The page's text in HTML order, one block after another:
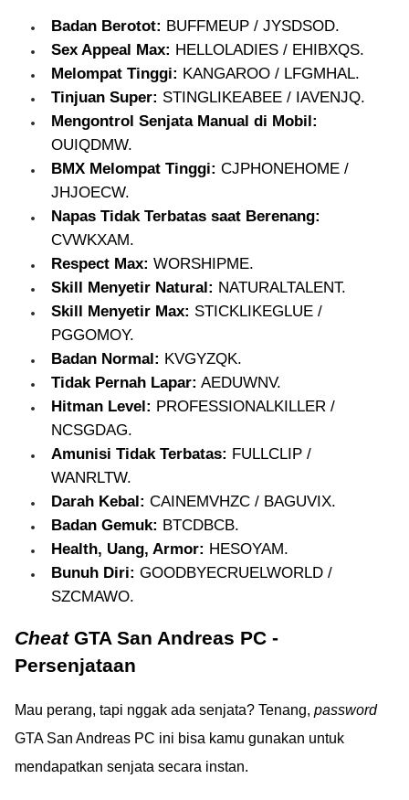
Badan Berotot: BUFFMEUP / JYSDSOD.
Sex Appeal Max: HELLOLADIES / EHIBXQS.
Melompat Tinggi: KANGAROO / LFGMHAL.
Tinjuan Super: STINGLIKEABEE / IAVENJQ.
Mengontrol Senjata Manual di Mobil:
OUIQDMW.
BMX Melompat Tinggi: CJPHONEHOME /
JHJOECW.
Napas Tidak Terbatas saat Berenang:
CVWKXAM.
Respect Max: WORSHIPME.
Skill Menyetir Natural: NATURALTALENT.
Skill Menyetir Max: STICKLIKEGLUE /
PGGOMOY.
Badan Normal: KVGYZQK.
Tidak Pernah Lapar: AEDUWNV.
Hitman Level: PROFESSIONALKILLER /
NCSGDAG.
Amunisi Tidak Terbatas: FULLCLIP /
WANRLTW.
Darah Kebal: CAINEMVHZC / BAGUVIX.
Badan Gemuk: BTCDBCB.
Health, Uang, Armor: HESOYAM.
Bunuh Diri: GOODBYECRUELWORLD /
SZCMAWO.
CheatGTA San Andreas PC -
Persenjataan
Mau perang, tapi nggak ada senjata? Tenang, password
GTA San Andreas PC ini bisa kamu gunakan untuk
mendapatkan senjata secara instan.